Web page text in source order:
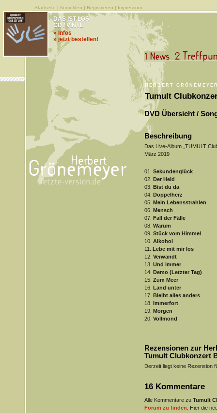
Startseite | Anmelden | Registrieren | Impressum
HERBERT
Tumult
DAS IST LOS
CD / VINYL
» Infos
» jetzt bestellen!
DVD Übersicht /
Beschreibung
Das Live-Album „TUMULT
März 2019
01. Sekundenglück
02. Der Held
03. Bist du da
04. Doppelherz
05. Mein Lebensstrahlen
06. Mensch
07. Fall der Fälle
08. Warum
09. Stück vom Himmel
10. Alkohol
11. Lebe mit mir los
12. Verwandt
13. Und immer
14. Demo (Letzter Tag)
15. Zum Meer
16. Land unter
17. Bleibt alles anders
18. Immerfort
19. Morgen
20. Vollmond
Rezensionen zur
Tumult Clubkonzert
Derzeit liegt keine Rezension
16 Kommentare
Alle Kommentare zu Tumult
Forum zu finden . Hier die